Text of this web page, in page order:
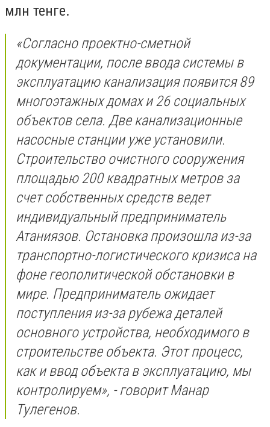
млн тенге.
«Согласно проектно-сметной
документации, после ввода системы в
эксплуатацию канализация появится 89
многоэтажных домах и 26 социальных
объектов села. Две канализационные
насосные станции уже установили.
Строительство очистного сооружения
площадью 200 квадратных метров за
счет собственных средств ведет
индивидуальный предприниматель
Атаниязов. Остановка произошла из-за
транспортно-логистического кризиса на
фоне геополитической обстановки в
мире. Предприниматель ожидает
поступления из-за рубежа деталей
основного устройства, необходимого в
строительстве объекта. Этот процесс,
как и ввод объекта в эксплуатацию, мы
контролируем», - говорит Манар
Тулегенов.